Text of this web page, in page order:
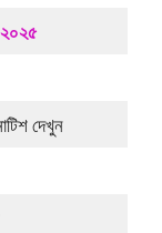
দেখুন